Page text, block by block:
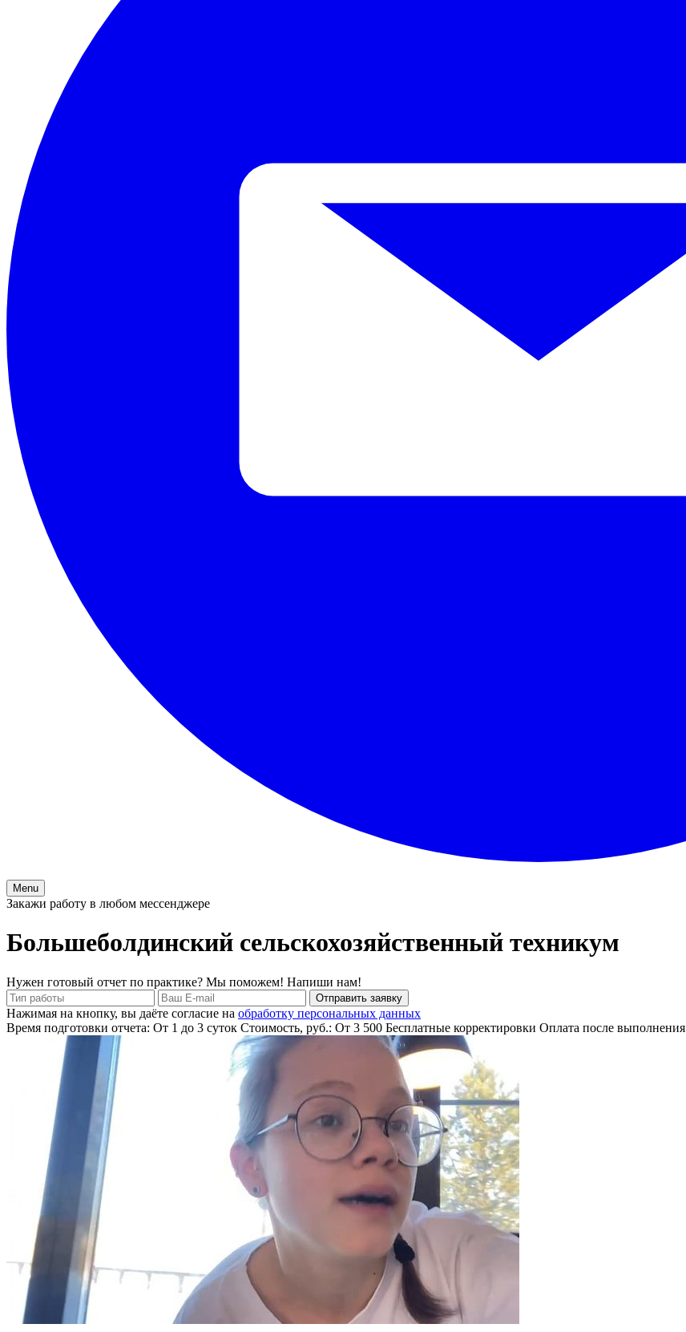
Menu
Закажи работу в любом мессенджере
Большеболдинский сельскохозяйственный техникум
Нужен готовый отчет по практике? Мы поможем! Напиши нам!
Отправить заявку
Нажимая на кнопку, вы даёте согласие на обработку персональных данных
Время подготовки отчета: От 1 до 3 суток Стоимость, руб.: От 3 500 Бесплатные корректировки Оплата после выполнения